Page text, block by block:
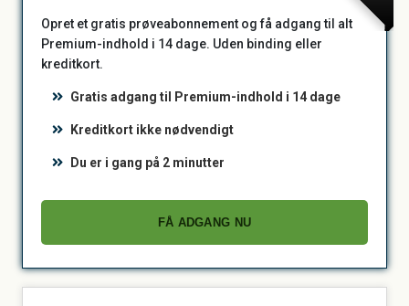
Opret et gratis prøveabonnement og få adgang til alt
Premium-indhold i 14 dage. Uden binding eller
kreditkort.
Gratis adgang til Premium-indhold i 14 dage
Kreditkort ikke nødvendigt
Du er i gang på 2 minutter
FÅ ADGANG NU